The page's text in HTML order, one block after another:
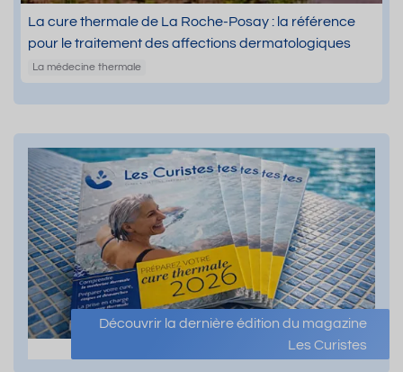
La cure thermale de La Roche-Posay : la référence
pour le traitement des affections dermatologiques
La médecine thermale
Découvrir la dernière édition du magazine
Les Curistes